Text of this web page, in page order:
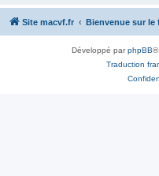
Site macvf.fr Bienvenue sur le
Développé parphpBB®
Traduction